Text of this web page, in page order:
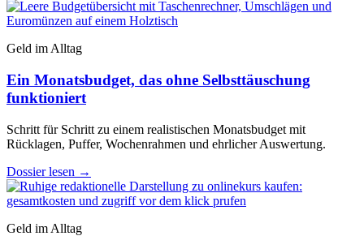
Geld im Alltag
Ein Monatsbudget, das ohne Selbsttäuschung
funktioniert
Schritt für Schritt zu einem realistischen Monatsbudget mit
Rücklagen, Puffer, Wochenrahmen und ehrlicher Auswertung.
Dossier lesen →
Geld im Alltag